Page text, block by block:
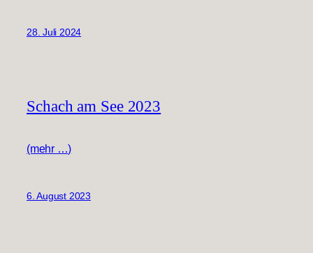
28. Juli 2024
Schach am See 2023
(mehr …)
6. August 2023